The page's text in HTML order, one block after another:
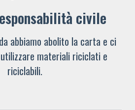
civile
abbiamo abolito la carta e ci
materiali riciclati e
riciclabili.